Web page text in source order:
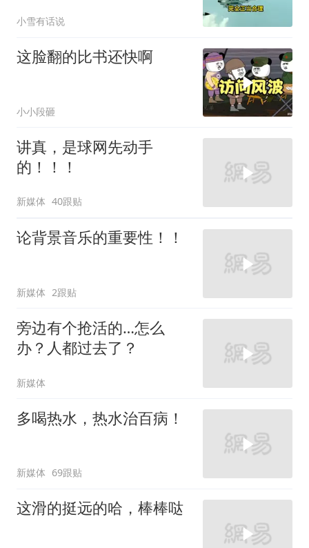
小雪有话说
这脸翻的比书还快啊
小小段砸
讲真，是球网先动手
的！！！
新媒体 40跟贴
论背景音乐的重要性！！
新媒体 2跟贴
旁边有个抢活的…怎么
办？人都过去了？
新媒体
多喝热水，热水治百病！
新媒体 69跟贴
这滑的挺远的哈，棒棒哒